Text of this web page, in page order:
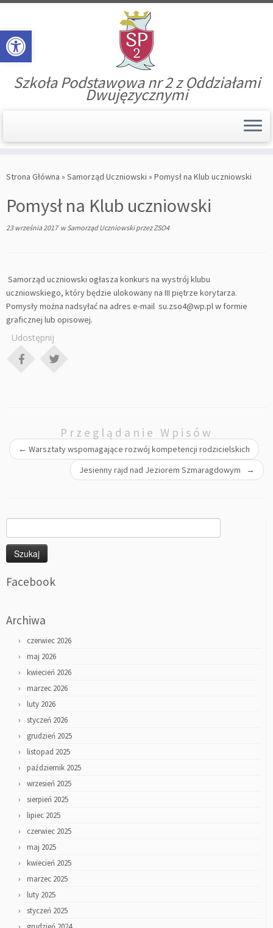
Open toolbar
to
Szkoła Podstawowa nr 2 z Oddziałami
Dwujęzycznymi
Strona Główna » Samorząd Uczniowski » Pomysł na Klub uczniowski
Pomysł na Klub uczniowski
23 września 2017wSamorząd UczniowskiprzezZSO4
Samorząd uczniowski ogłasza konkurs na wystrój klubu
uczniowskiego, który będzie ulokowany na III piętrze korytarza.
Pomysły można nadsyłać na adres e-mail su.zso4@wp.pl w formie
graficznej lub opisowej.
Udostępnij
Przeglądanie Wpisów
← Warsztaty wspomagające rozwój kompetencji rodzicielskich
Jesienny rajd nad Jeziorem Szmaragdowym
→
Facebook
Archiwa
czerwiec 2026
maj 2026
kwiecień 2026
marzec 2026
luty 2026
styczeń 2026
grudzień 2025
listopad 2025
październik 2025
wrzesień 2025
sierpień 2025
lipiec 2025
czerwiec 2025
maj 2025
kwiecień 2025
marzec 2025
luty 2025
styczeń 2025